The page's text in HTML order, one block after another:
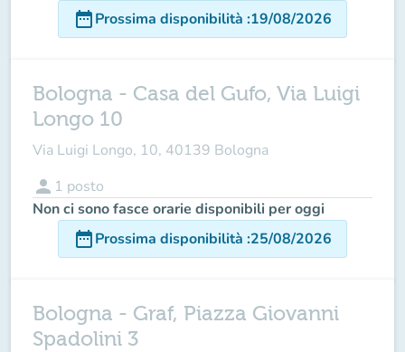
date_rangeProssima disponibilità :19/08/2026
Bologna - Casa del Gufo, Via Luigi
Longo 10
Via Luigi Longo, 10, 40139 Bologna
person 1 posto
Non ci sono fasce orarie disponibili per oggi
date_rangeProssima disponibilità :25/08/2026
Bologna - Graf, Piazza Giovanni
Spadolini 3